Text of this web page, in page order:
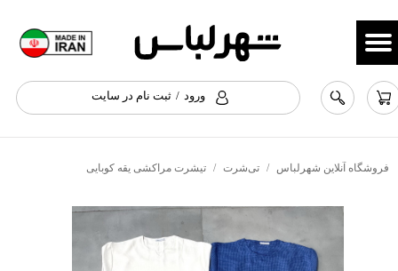
ورود / ثبت نام در سایت
حساب کاربری من
تغییر گذر واژه
سفارشات
خروج از حساب کاربری
فروشگاه آنلاین شهرلباس تی‌شرت تیشرت مراکشی یقه کوبایی